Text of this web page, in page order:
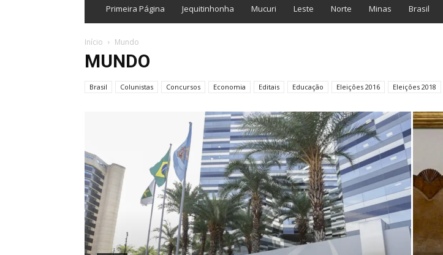
Primeira Página Jequitinhonha Mucuri Leste Norte Minas Brasil
Início Mundo
MUNDO
Brasil Colunistas Concursos Economia Editais Educação Eleições 2016 Eleições 2018